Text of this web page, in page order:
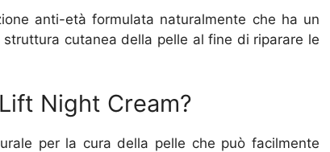
anti-età formulata naturalmente che ha un
cutanea della pelle al fine di riparare le
Night Cream?
per la cura della pelle che può facilmente